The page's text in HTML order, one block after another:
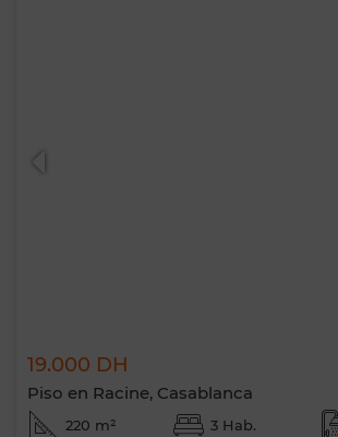
19.000 DH
Piso en Racine, Casablanca
220 m² 3 Hab.